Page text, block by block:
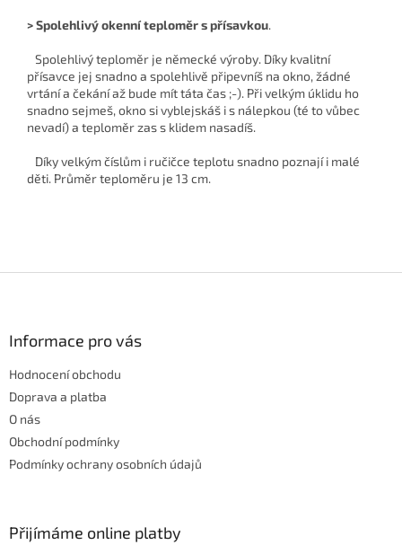
> Spolehlivý okenní teploměr s přísavkou.
Spolehlivý teploměr je německé výroby. Díky kvalitní
přísavce jej snadno a spolehlivě připevníš na okno, žádné
vrtání a čekání až bude mít táta čas ;-). Při velkým úklidu ho
snadno sejmeš, okno si vyblejskáš i s nálepkou (té to vůbec
nevadí) a teploměr zas s klidem nasadíš.
Díky velkým číslům i ručičce teplotu snadno poznají i malé
děti. Průměr teploměru je 13 cm.
Informace pro vás
Hodnocení obchodu
Doprava a platba
O nás
Obchodní podmínky
Podmínky ochrany osobních údajů
Přijímáme online platby